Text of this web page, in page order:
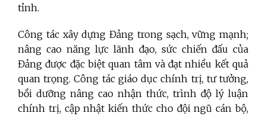
tỉnh.
Công tác xây dựng Đảng trong sạch, vững mạnh;
nâng cao năng lực lãnh đạo, sức chiến đấu của
Đảng được đặc biệt quan tâm và đạt nhiều kết quả
quan trọng. Công tác giáo dục chính trị, tư tưởng,
bồi dưỡng nâng cao nhận thức, trình độ lý luận
chính trị, cập nhật kiến thức cho đội ngũ cán bộ,